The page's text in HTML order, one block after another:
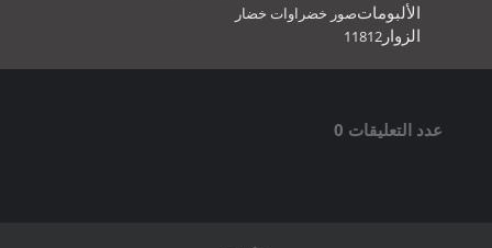
الألبوماتصور خضراوات خضار
الزوار 11812
عدد التعليقات 0